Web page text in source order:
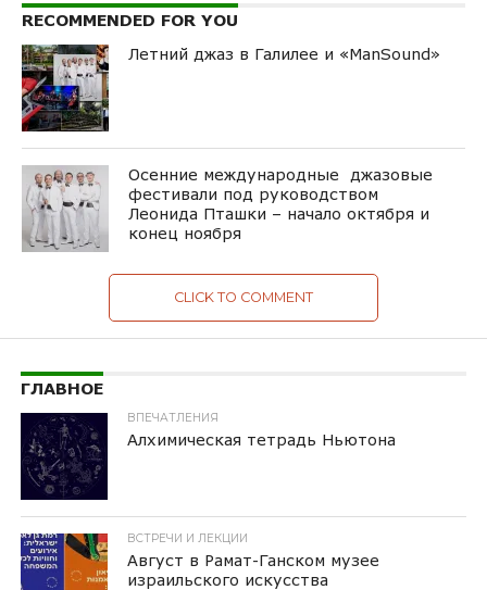
RECOMMENDED FOR YOU
Летний джаз в Галилее и «ManSound»
Осенние международные джазовые
фестивали под руководством
Леонида Пташки – начало октября и
конец ноября
CLICK TO COMMENT
ГЛАВНОЕ
ВПЕЧАТЛЕНИЯ
Алхимическая тетрадь Ньютона
ВСТРЕЧИ И ЛЕКЦИИ
Август в Рамат-Ганском музее
израильского искусства